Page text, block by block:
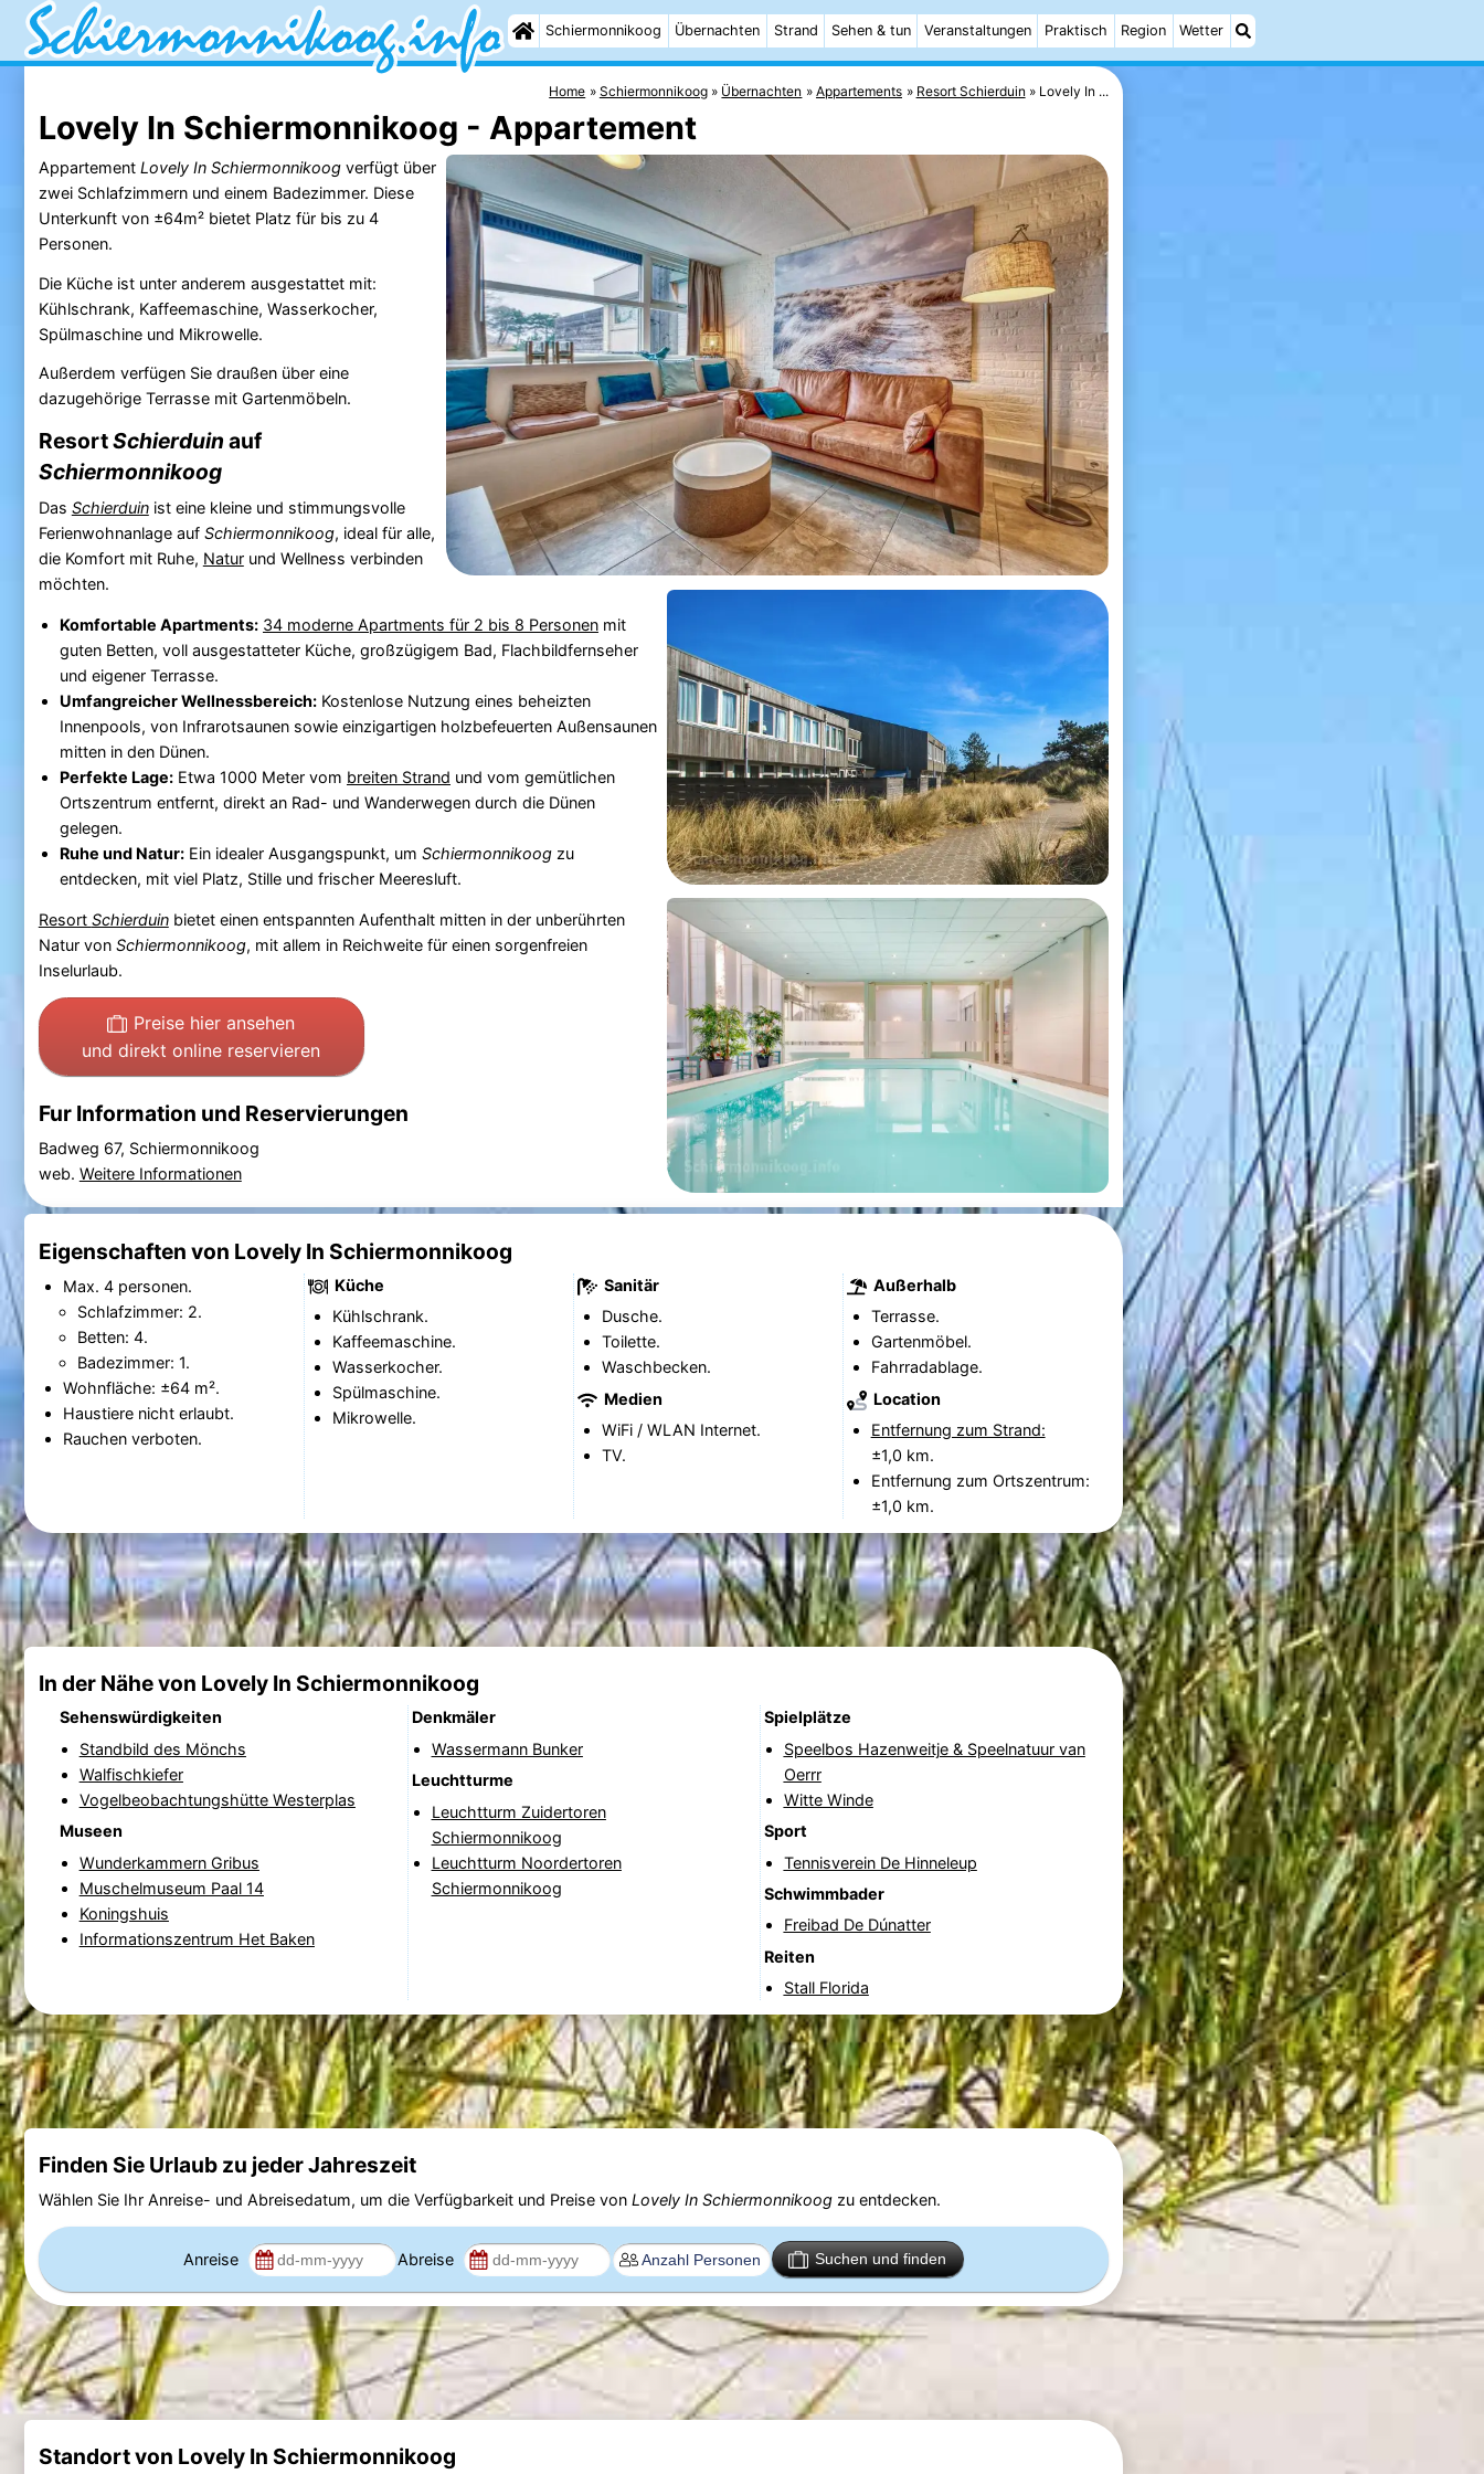
Schiermonnikoog Übernachten Strand Sehen & tun Veranstaltungen Praktisch Region Wetter
Home Schiermonnikoog Übernachten Appartements Resort Schierduin Lovely In ...
Lovely In Schiermonnikoog - Appartement
Appartement Lovely In Schiermonnikoogverfügt über
zwei Schlafzimmern und einem Badezimmer. Diese
Unterkunft von ±64m² bietet Platz für bis zu 4
Personen.
Die Küche ist unter anderem ausgestattet mit:
Kühlschrank, Kaffeemaschine, Wasserkocher,
Spülmaschine und Mikrowelle.
Außerdem verfügen Sie draußen über eine
dazugehörige Terrasse mit Gartenmöbeln.
ResortSchierduin auf
Schiermonnikoog
Das Schierduinist eine kleine und stimmungsvolle
Ferienwohnanlage auf Schiermonnikoog, ideal für alle,
die Komfort mit Ruhe, Naturund Wellness verbinden
möchten.
Komfortable Apartments: 34 moderne Apartments für 2 bis 8 Personenmit
guten Betten, voll ausgestatteter Küche, großzügigem Bad, Flachbildfernseher
und eigener Terrasse.
Umfangreicher Wellnessbereich:Kostenlose Nutzung eines beheizten
Innenpools, von Infrarotsaunen sowie einzigartigen holzbefeuerten Außensaunen
mitten in den Dünen.
Perfekte Lage:Etwa 1000 Meter vom breiten Strand und vom gemütlichen
Ortszentrum entfernt, direkt an Rad- und Wanderwegen durch die Dünen
gelegen.
Ruhe und Natur:Ein idealer Ausgangspunkt, um Schiermonnikoogzu
entdecken, mit viel Platz, Stille und frischer Meeresluft.
Resort Schierduinbietet einen entspannten Aufenthalt mitten in der unberührten
Natur von Schiermonnikoog, mit allem in Reichweite für einen sorgenfreien
Inselurlaub.
Preise hier ansehen
und direkt online reservieren
Fur Information und Reservierungen
Badweg 67, Schiermonnikoog
web. Weitere Informationen
Eigenschaften von Lovely In Schiermonnikoog
Max. 4 personen.
Schlafzimmer: 2.
Betten: 4.
Badezimmer: 1.
Wohnfläche: ±64 m².
Haustiere nicht erlaubt.
Rauchen verboten.
Küche
Kühlschrank.
Kaffeemaschine.
Wasserkocher.
Spülmaschine.
Mikrowelle.
Sanitär
Dusche.
Toilette.
Waschbecken.
Medien
WiFi / WLAN Internet.
TV.
Außerhalb
Terrasse.
Gartenmöbel.
Fahrradablage.
Location
Entfernung zum Strand:
±1,0 km.
Entfernung zum Ortszentrum:
±1,0 km.
In der Nähe von Lovely In Schiermonnikoog
Sehenswürdigkeiten
Standbild des Mönchs
Walfischkiefer
Vogelbeobachtungshütte Westerplas
Museen
Wunderkammern Gribus
Muschelmuseum Paal 14
Koningshuis
Informationszentrum Het Baken
Denkmäler
Wassermann Bunker
Leuchtturme
Leuchtturm Zuidertoren
Schiermonnikoog
Leuchtturm Noordertoren
Schiermonnikoog
Spielplätze
Speelbos Hazenweitje & Speelnatuur van
Oerrr
Witte Winde
Sport
Tennisverein De Hinneleup
Schwimmbader
Freibad De Dúnatter
Reiten
Stall Florida
Finden Sie Urlaub zu jeder Jahreszeit
Wählen Sie Ihr Anreise- und Abreisedatum, um die Verfügbarkeit und Preise von Lovely In Schiermonnikoogzu entdecken.
Anreise Abreise Suchen und finden
Standort von Lovely In Schiermonnikoog